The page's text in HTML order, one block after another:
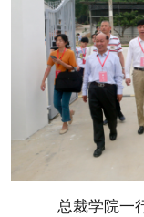
总裁学院一